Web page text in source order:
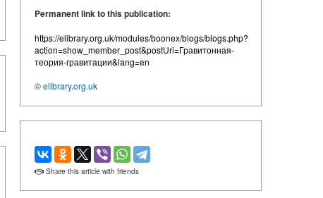
Permanent link to this publication:
https://elibrary.org.uk/modules/boonex/blogs/blogs.php?
action=show_member_post&postUri=Гравитонная-
теория-гравитации&lang=en
©elibrary.org.uk
Share this article with friends